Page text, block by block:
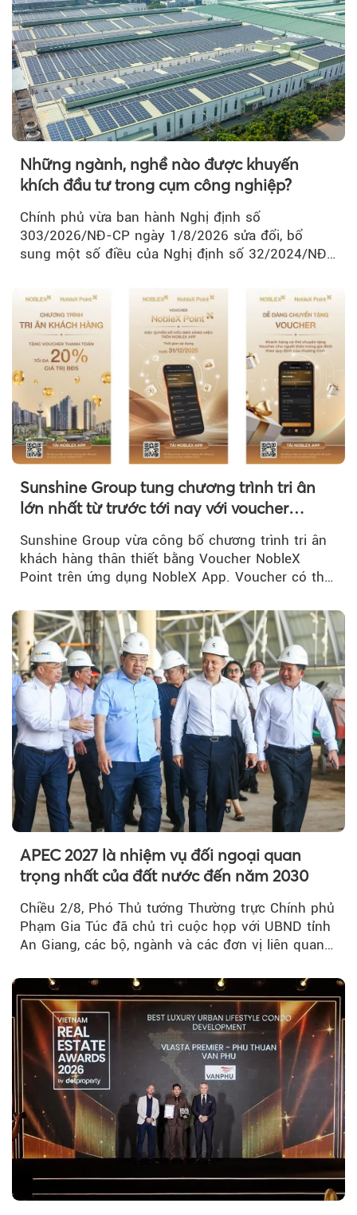
Những ngành, nghề nào được khuyến
khích đầu tư trong cụm công nghiệp?
Chính phủ vừa ban hành Nghị định số
303/2026/NĐ-CP ngày 1/8/2026 sửa đổi, bổ
sung một số điều của Nghị định số 32/2024/NĐ-
Sunshine Group tung chương trình tri ân
lớn nhất từ trước tới nay với voucher
NobleX Point cho khách hàng thân thiết
Sunshine Group vừa công bố chương trình tri ân
khách hàng thân thiết bằng Voucher NobleX
Point trên ứng dụng NobleX App. Voucher có thể
APEC 2027 là nhiệm vụ đối ngoại quan
trọng nhất của đất nước đến năm 2030
Chiều 2/8, Phó Thủ tướng Thường trực Chính phủ
Phạm Gia Túc đã chủ trì cuộc họp với UBND tỉnh
An Giang, các bộ, ngành và các đơn vị liên quan